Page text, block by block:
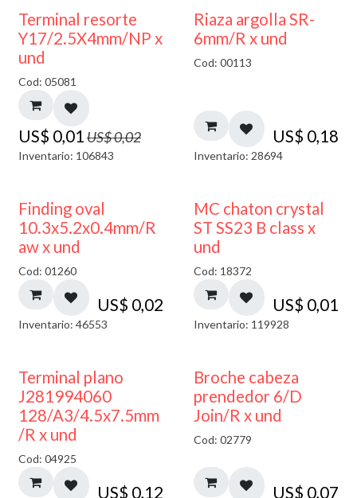
50% DESCUENTO
Terminal resorte
Y17/2.5X4mm/NP x
und
Cod: 05081
US$ 0,01US$0,02
Inventario: 106843
Riaza argolla SR-
6mm/R x und
Cod: 00113
US$ 0,18
Inventario: 28694
Finding oval
10.3x5.2x0.4mm/R
aw x und
Cod: 01260
US$ 0,02
Inventario: 46553
MC chaton crystal
ST SS23 B class x
und
Cod: 18372
US$ 0,01
Inventario: 119928
Terminal plano
J281994060
128/A3/4.5x7.5mm
/R x und
Cod: 04925
US$ 0,12
Broche cabeza
prendedor 6/D
Join/R x und
Cod: 02779
US$ 0,07